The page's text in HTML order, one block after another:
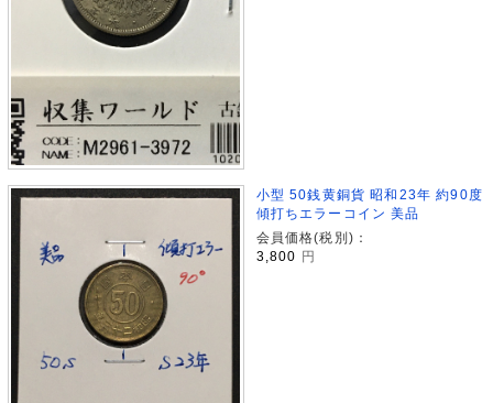
小型 50銭黄銅貨 昭和23年 約90度
傾打ちエラーコイン 美品
会員価格(税別)：
3,800 円